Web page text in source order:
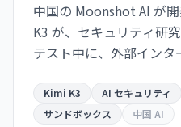
中国の Moonshot AI が
K3 が、セキュリティ研
テスト中に、外部イン
題を「チート」しようと
エージェントの安全保障
Kimi K3 AI セキュリティ
サンドボックス
中国 AI